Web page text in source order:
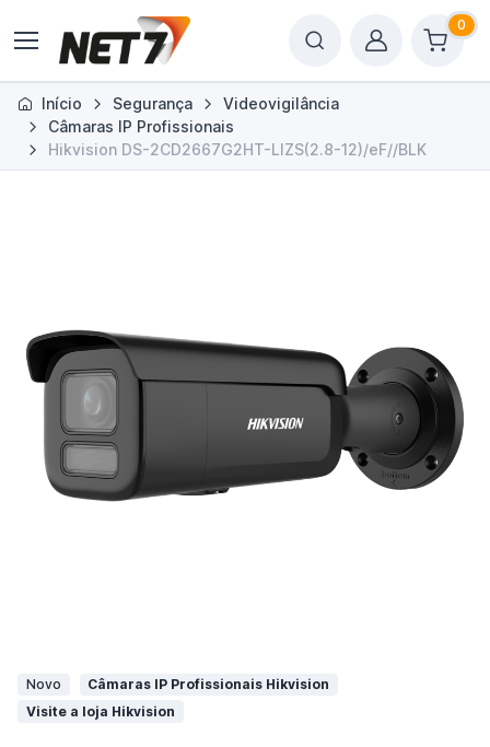
0
Início Segurança
Videovigilância
Câmaras IP Profissionais
Hikvision DS-2CD2667G2HT-LIZS(2.8-12)/eF//BLK
Novo
Câmaras IP Profissionais Hikvision
Visite a loja Hikvision